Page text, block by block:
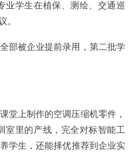
业学生在植保、测绘、交通巡
。
部被企业提前录用，第二批学
堂上制作的空调压缩机零件，
室里的产线，完全对标智能工
学生，还能择优推荐到企业实